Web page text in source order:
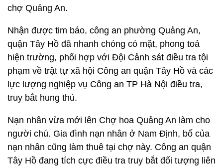
chợ Quảng An.
Nhận được tim báo, công an phường Quảng An,
quận Tây Hồ đã nhanh chóng có mặt, phong toả
hiện trường, phối hợp với Đội Cảnh sát điều tra tội
phạm về trật tự xã hội Công an quận Tây Hồ và các
lực lượng nghiệp vụ Công an TP Hà Nội điều tra,
truy bắt hung thủ.
Nạn nhân vừa mới lên Chợ hoa Quảng An làm cho
người chú. Gia đình nạn nhân ở Nam Định, bố của
nạn nhân cũng làm thuê tại chợ này. Công an quận
Tây Hồ đang tích cực điều tra truy bắt đối tượng liên